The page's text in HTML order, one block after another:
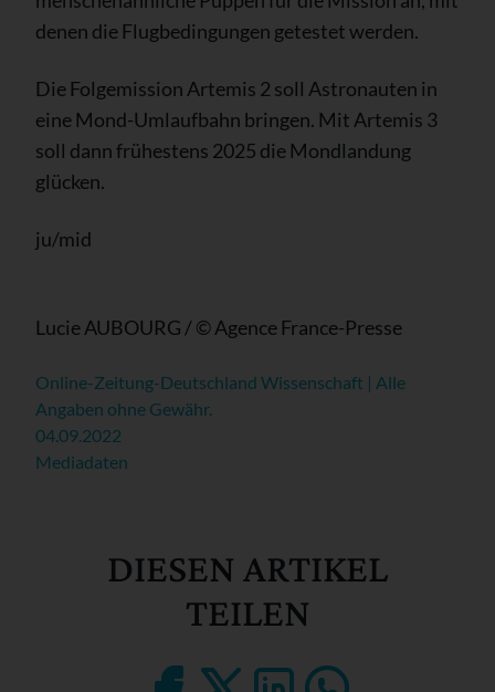
denen die Flugbedingungen getestet werden.
Die Folgemission Artemis 2 soll Astronauten in
eine Mond-Umlaufbahn bringen. Mit Artemis 3
soll dann frühestens 2025 die Mondlandung
glücken.
ju/mid
Lucie AUBOURG / © Agence France-Presse
Online-Zeitung-Deutschland Wissenschaft | Alle
Angaben ohne Gewähr.
04.09.2022
Mediadaten
DIESEN ARTIKEL
TEILEN